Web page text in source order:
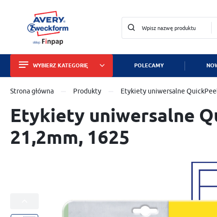
WYBIERZ KATEGORIĘ
Etykiety
Wizytówki i papiery
Identyfikatory
Zabezpieczanie mienia
POLECAMY
Strona główna Produkty Etykiety uniwersalne
Etykiety uniwersalne
21,2mm, 1625